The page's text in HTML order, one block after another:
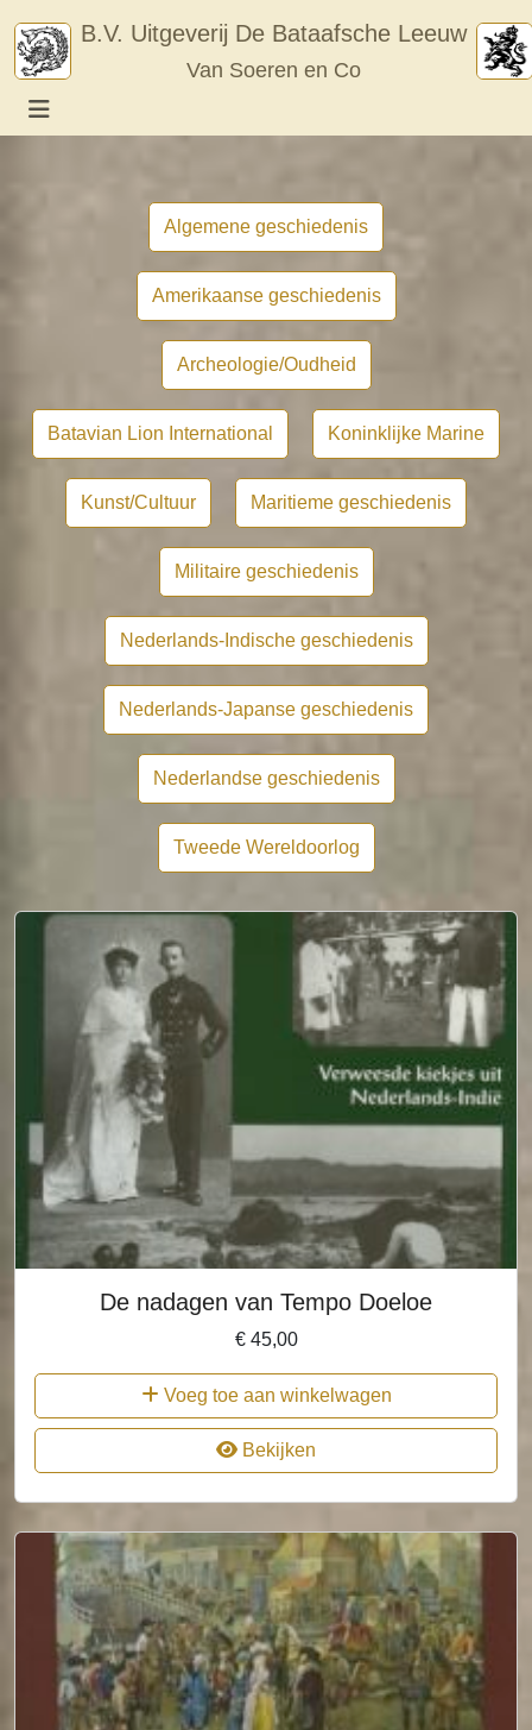
content
B.V. Uitgeverij De Bataafsche Leeuw
Van Soeren en Co
Algemene geschiedenis
Amerikaanse geschiedenis
Archeologie/Oudheid
Batavian Lion International Koninklijke Marine
Kunst/Cultuur Maritieme geschiedenis
Militaire geschiedenis
Nederlands-Indische geschiedenis
Nederlands-Japanse geschiedenis
Nederlandse geschiedenis
Tweede Wereldoorlog
De nadagen van Tempo Doeloe
€45,00
Voeg toe aan winkelwagen
Bekijken